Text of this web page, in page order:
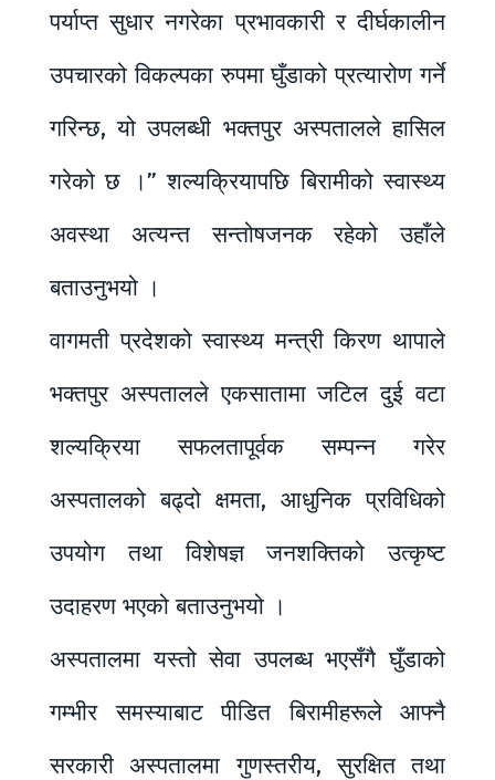
पर्याप्त सुधार नगरेका प्रभावकारी र दीर्घकालीन
उपचारको विकल्पका रुपमा घुँडाको प्रत्यारोण गर्ने
गरिन्छ, यो उपलब्धी भक्तपुर अस्पतालले हासिल
गरेको छ ।” शल्यक्रियापछि बिरामीको स्वास्थ्य
अवस्था अत्यन्त सन्तोषजनक रहेको उहाँले
बताउनुभयो ।
वागमती प्रदेशको स्वास्थ्य मन्त्री किरण थापाले
भक्तपुर अस्पतालले एकसातामा जटिल दुई वटा
शल्यक्रिया सफलतापूर्वक सम्पन्न गरेर
अस्पतालको बढ्दो क्षमता, आधुनिक प्रविधिको
उपयोग तथा विशेषज्ञ जनशक्तिको उत्कृष्ट
उदाहरण भएको बताउनुभयो ।
अस्पतालमा यस्तो सेवा उपलब्ध भएसँगै घुँडाको
गम्भीर समस्याबाट पीडित बिरामीहरूले आफ्नै
सरकारी अस्पतालमा गुणस्तरीय, सुरक्षित तथा